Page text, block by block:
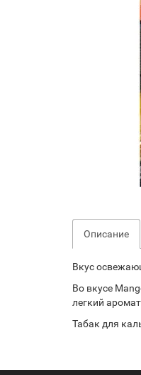
Описание
Вкус
Во вкусе
легкий
Табак для